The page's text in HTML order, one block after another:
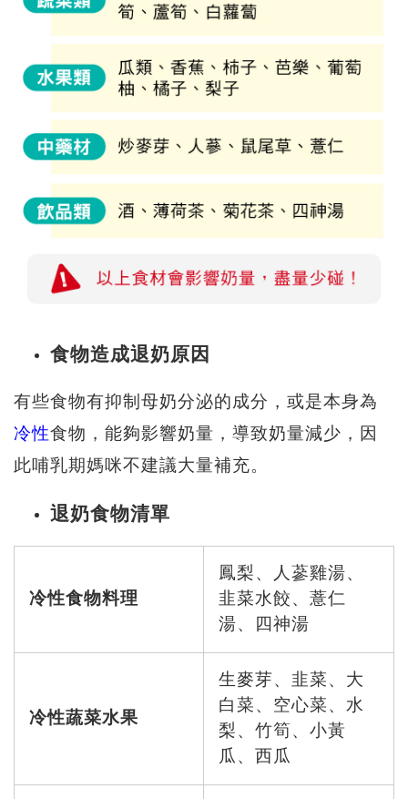
食物造成退奶原因
有些食物有抑制母奶分泌的成分，或是本身為
冷性食物，能夠影響奶量，導致奶量減少，因
此哺乳期媽咪不建議大量補充。
退奶食物清單
冷性食物料理
鳳梨、人蔘雞湯、
韭菜水餃、薏仁
湯、四神湯
冷性蔬菜水果
生麥芽、韭菜、大
白菜、空心菜、水
梨、竹筍、小黃
瓜、西瓜